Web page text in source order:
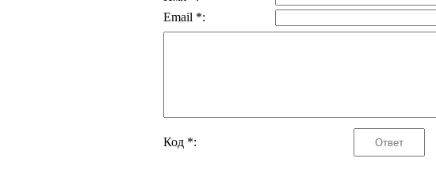
Email *:
Код *: